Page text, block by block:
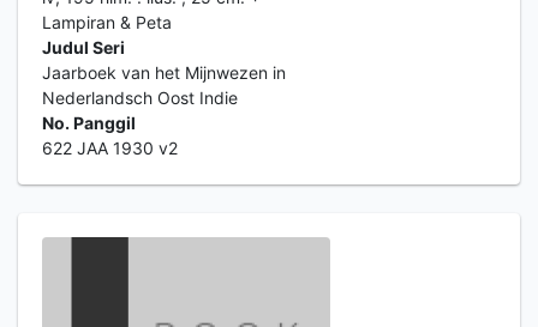
Lampiran & Peta
Judul Seri
Jaarboek van het Mijnwezen in
Nederlandsch Oost Indie
No. Panggil
622 JAA 1930 v2